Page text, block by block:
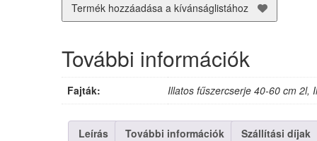
100
cm
Termék hozzáadása a kívánságlistához
További információk
Fajták: Illatos fűszercserje 40-60 cm 2l,
Leírás További információk Szállítási díjak